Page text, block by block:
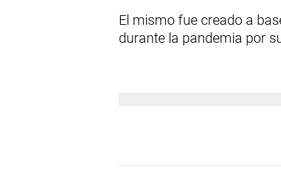
El mismo fue creado a
durante la pandemia por